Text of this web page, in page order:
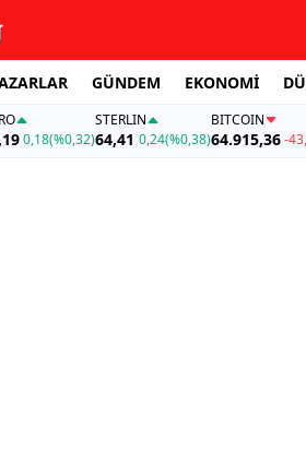
GÜNDEM EKONOMİ
0,18(%0,32)
STERLIN
64,41 0,24(%0,38)
BITCOIN
64.915,36-